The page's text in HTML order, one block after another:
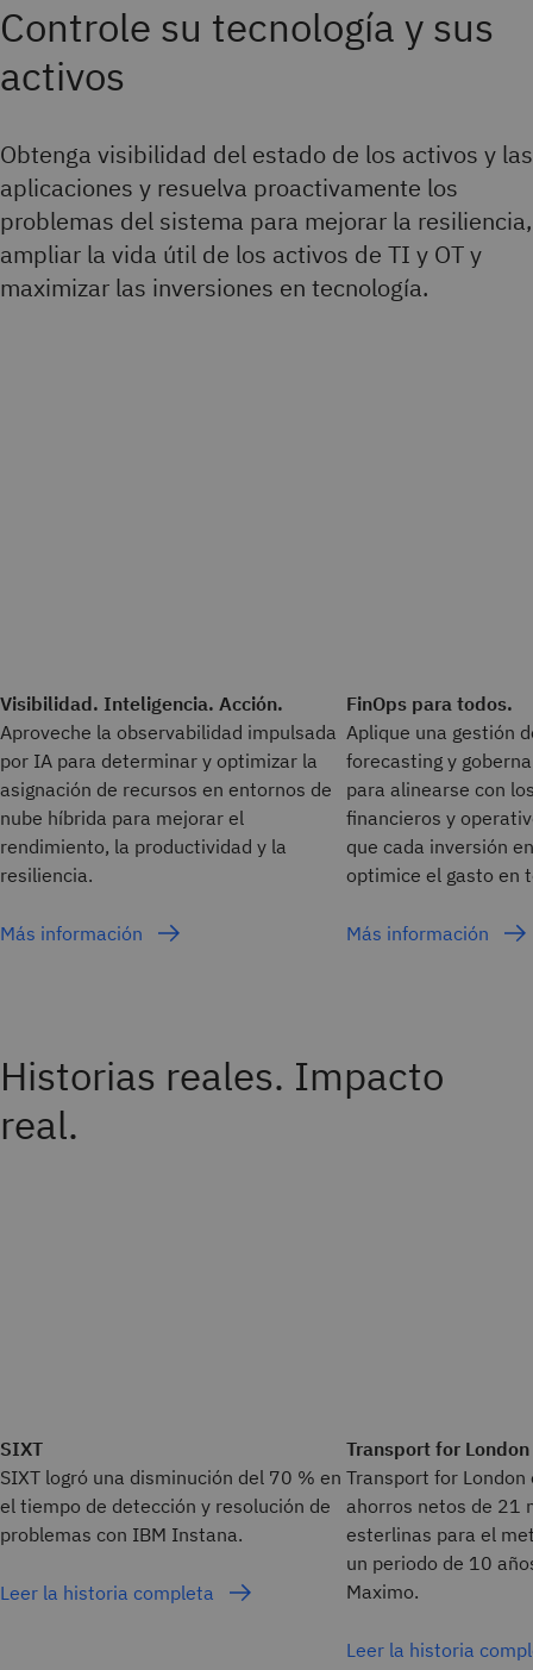
Controle su tecnología y sus
activos
Obtenga visibilidad del estado de los activos y las
aplicaciones y resuelva proactivamente los
problemas del sistema para mejorar la resiliencia,
ampliar la vida útil de los activos de TI y OT y
maximizar las inversiones en tecnología.
Visibilidad. Inteligencia. Acción.
Aproveche la observabilidad impulsada
por IA para determinar y optimizar la
asignación de recursos en entornos de
nube híbrida para mejorar el
rendimiento, la productividad y la
resiliencia.
Más información
FinOps para todos.
Aplique una gestión
forecasting y
para alinearse con
financieros y
que cada inversión
optimice el gasto en
Más información
Historias reales. Impacto
real.
SIXT
SIXT logró una disminución del 70 % en
el tiempo de detección y resolución de
problemas con IBM Instana.
Leer la historia completa
Transport for London
Transport for London
ahorros netos de 21
esterlinas para el
un periodo de 10
Maximo.
Leer la historia